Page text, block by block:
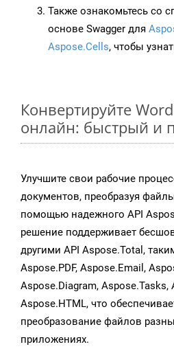
Также ознакомьтесь со
основе Swagger для
Aspose.Cells, чтобы
Конвертируйте
онлайн: быстрый и
Улучшите свои рабочие
документов, преобразуя
помощью надежного API
решение поддерживает
другими API Aspose.Total,
Aspose.PDF, Aspose.Email,
Aspose.Diagram, Aspose.Tasks,
Aspose.HTML, что
преобразование файлов
приложениях.